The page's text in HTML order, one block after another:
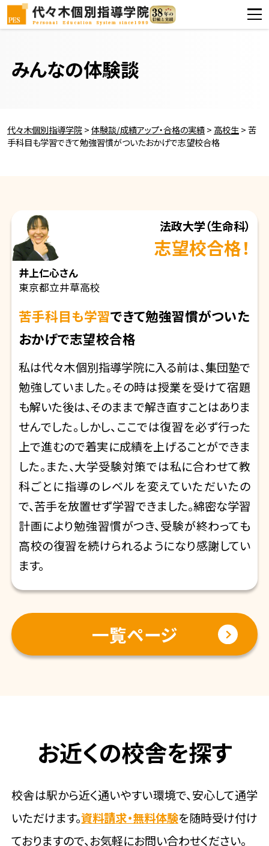
みんなの体験談
代々木個別指導学院>体験談/成績アップ・合格の実績> 高校生>苦
手科目も学習できて勉強習慣がついたおかげで志望校合格
法政大学（生命科）
志望校合格！
井上仁心さん
東京都立井草高校
苦手科目も学習できて勉強習慣がついた
おかげで志望校合格
私は代々木個別指導学院に入る前は、集団塾で
勉強していました。その時は授業を受けて宿題
も解いた後は、そのままで解き直すことはありま
せんでした。しかし、ここでは復習を必ず行った
上で進むので着実に成績を上げることができま
した。また、大学受験対策では私に合わせて教
科ごとに指導のレベルを変えていただいたの
で、苦手を放置せず学習できました。綿密な学習
計画により勉強習慣がつき、受験が終わっても
高校の復習を続けられるようになり感謝してい
ます。
一覧ページ
お近くの校舎を探す
校舎は駅から近く通いやすい環境で、安心して通学
いただけます。資料請求・無料体験を随時受け付け
ておりますので、お気軽にお問い合わせください。